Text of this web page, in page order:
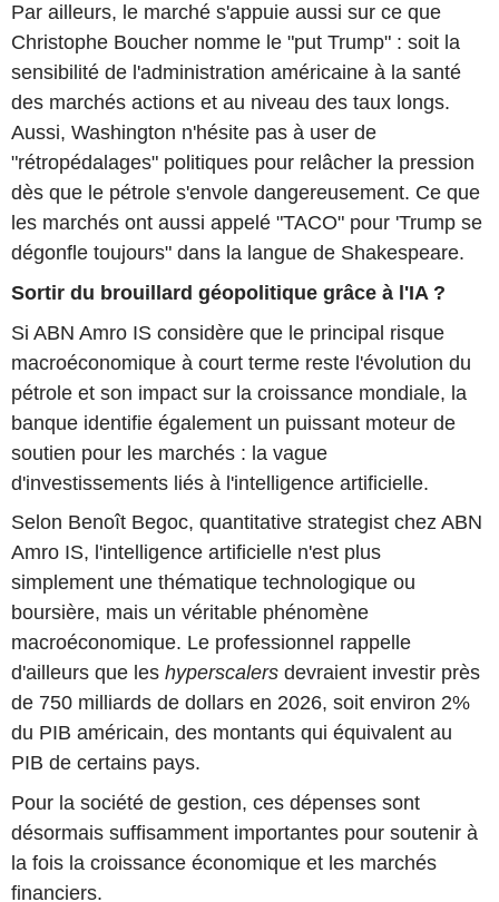
Par ailleurs, le marché s'appuie aussi sur ce que
Christophe Boucher nomme le "put Trump" : soit la
sensibilité de l'administration américaine à la santé
des marchés actions et au niveau des taux longs.
Aussi, Washington n'hésite pas à user de
"rétropédalages" politiques pour relâcher la pression
dès que le pétrole s'envole dangereusement. Ce que
les marchés ont aussi appelé "TACO" pour 'Trump se
dégonfle toujours" dans la langue de Shakespeare.
Sortir du brouillard géopolitique grâce à l'IA ?
Si ABN Amro IS considère que le principal risque
macroéconomique à court terme reste l'évolution du
pétrole et son impact sur la croissance mondiale, la
banque identifie également un puissant moteur de
soutien pour les marchés : la vague
d'investissements liés à l'intelligence artificielle.
Selon Benoît Begoc, quantitative strategist chez ABN
Amro IS, l'intelligence artificielle n'est plus
simplement une thématique technologique ou
boursière, mais un véritable phénomène
macroéconomique. Le professionnel rappelle
d'ailleurs que les hyperscalers devraient investir près
de 750 milliards de dollars en 2026, soit environ 2%
du PIB américain, des montants qui équivalent au
PIB de certains pays.
Pour la société de gestion, ces dépenses sont
désormais suffisamment importantes pour soutenir à
la fois la croissance économique et les marchés
financiers.